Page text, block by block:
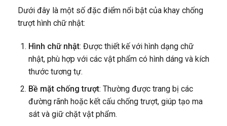
Dưới đây là một số đặc điểm nổi bật của khay chống
trượt hình chữ nhật:
Hình chữ nhật: Được thiết kế với hình dạng chữ
nhật, phù hợp với các vật phẩm có hình dáng và kích
thước tương tự.
Bề mặt chống trượt: Thường được trang bị các
đường rãnh hoặc kết cấu chống trượt, giúp tạo ma
sát và giữ chặt vật phẩm.